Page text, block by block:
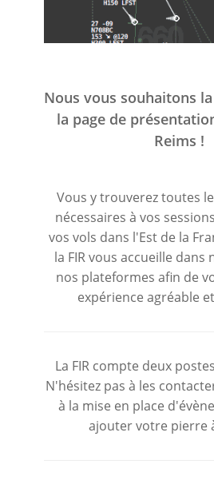
Nous vous souhaitons
la page de
Reims !
Vous y trouverez toutes
nécessaires à vos
vos vols dans l'Est de la
la FIR vous accueille
nos plateformes afin de
expérience agréable
La FIR compte deux
N'hésitez pas à les
à la mise en place
ajouter votre pierre